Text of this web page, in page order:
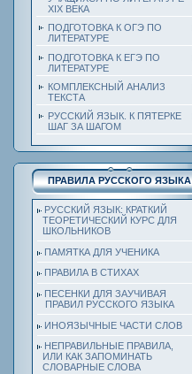
ХIХ ВЕКА
ПОДГОТОВКА К ОГЭ ПО
ЛИТЕРАТУРЕ
ПОДГОТОВКА К ЕГЭ ПО
ЛИТЕРАТУРЕ
КОМПЛЕКСНЫЙ АНАЛИЗ
ТЕКСТА
РУССКИЙ ЯЗЫК. К ПЯТЕРКЕ
ШАГ ЗА ШАГОМ
ПРАВИЛА РУССКОГО ЯЗЫКА
РУССКИЙ ЯЗЫК: КРАТКИЙ
ТЕОРЕТИЧЕСКИЙ КУРС ДЛЯ
ШКОЛЬНИКОВ
ПАМЯТКА ДЛЯ УЧЕНИКА
ПРАВИЛА В СТИХАХ
ПЕСЕНКИ ДЛЯ ЗАУЧИВАЯ
ПРАВИЛ РУССКОГО ЯЗЫКА
ИНОЯЗЫЧНЫЕ ЧАСТИ СЛОВ
НЕПРАВИЛЬНЫЕ ПРАВИЛА,
ИЛИ КАК ЗАПОМИНАТЬ
СЛОВАРНЫЕ СЛОВА